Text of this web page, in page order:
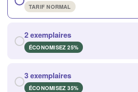
TARIF NORMAL
2 exemplaires
ÉCONOMISEZ 25%
3 exemplaires
ÉCONOMISEZ 35%